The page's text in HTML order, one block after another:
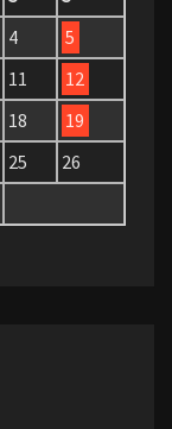
4
5
11
12
18
19
25
26